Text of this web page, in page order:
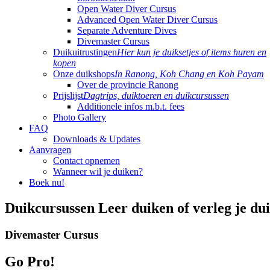
Open Water Diver Cursus
Advanced Open Water Diver Cursus
Separate Adventure Dives
Divemaster Cursus
DuikuitrustingenHier kun je duiksetjes of items huren en
kopen
Onze duikshopsIn Ranong, Koh Chang en Koh Payam
Over de provincie Ranong
PrijslijstDagtrips, duiktoeren en duikcursussen
Additionele infos m.b.t. fees
Photo Gallery
FAQ
Downloads & Updates
Aanvragen
Contact opnemen
Wanneer wil je duiken?
Boek nu!
Duikcursussen Leer duiken of verleg je
Divemaster Cursus
Go Pro!